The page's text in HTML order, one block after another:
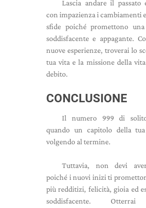
Lascia andare il passato
con impazienza i cambiamenti
sfide poiché promettono
soddisfacente e appagante.
nuove esperienze, troverai lo
tua vita e la missione della
debito.
CONCLUSIONE
Il numero 999 di
quando un capitolo della
volgendo al termine.
Tuttavia, non devi
poiché i nuovi inizi ti
più redditizi, felicità, gioia ed
soddisfacente.